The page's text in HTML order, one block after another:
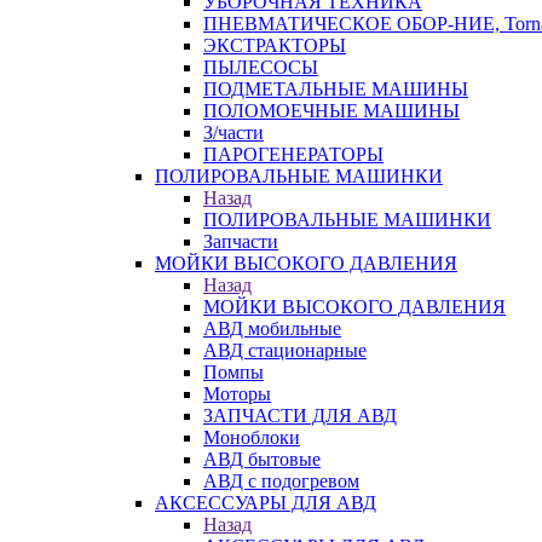
ПНЕВМАТИЧЕСКОЕ ОБОР-НИЕ,
ЭКСТРАКТОРЫ
ПЫЛЕСОСЫ
ПОДМЕТАЛЬНЫЕ МАШИНЫ
ПОЛОМОЕЧНЫЕ МАШИНЫ
З/части
ПАРОГЕНЕРАТОРЫ
ПОЛИРОВАЛЬНЫЕ МАШИНКИ
Назад
ПОЛИРОВАЛЬНЫЕ МАШИНКИ
Запчасти
МОЙКИ ВЫСОКОГО ДАВЛЕНИЯ
Назад
МОЙКИ ВЫСОКОГО ДАВЛЕНИЯ
АВД мобильные
АВД стационарные
Помпы
Моторы
ЗАПЧАСТИ ДЛЯ АВД
Моноблоки
АВД бытовые
АВД с подогревом
АКСЕССУАРЫ ДЛЯ АВД
Назад